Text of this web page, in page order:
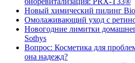
Новый химический пилинг
Омолаживающий уход с
Новогодние лимитки
Sothys
Вопрос: Косметика для
она надежд?